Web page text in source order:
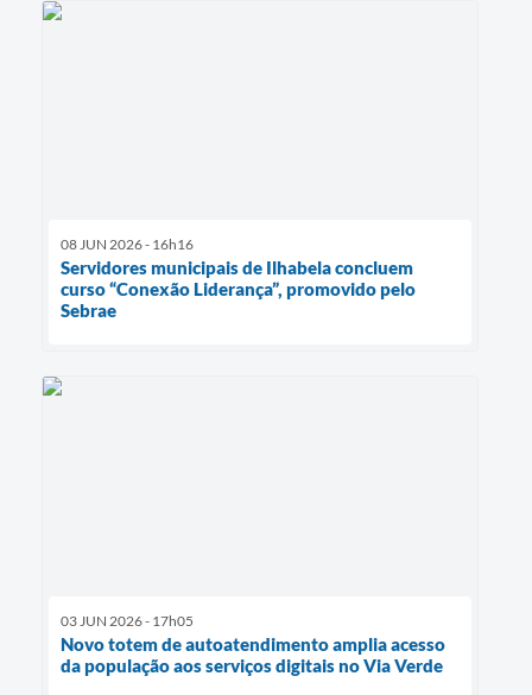
08 JUN 2026 - 16h16
Servidores municipais de Ilhabela concluem
curso “Conexão Liderança”, promovido pelo
Sebrae
03 JUN 2026 - 17h05
Novo totem de autoatendimento amplia acesso
da população aos serviços digitais no Via Verde